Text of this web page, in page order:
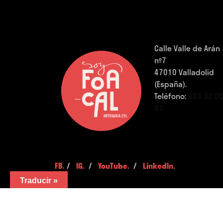
Calle Valle de Arán
nº7
47010 Valladolid
(España).
Teléfono:
FB. /IG. /YouTube. /LinkedIn.
Traducir »